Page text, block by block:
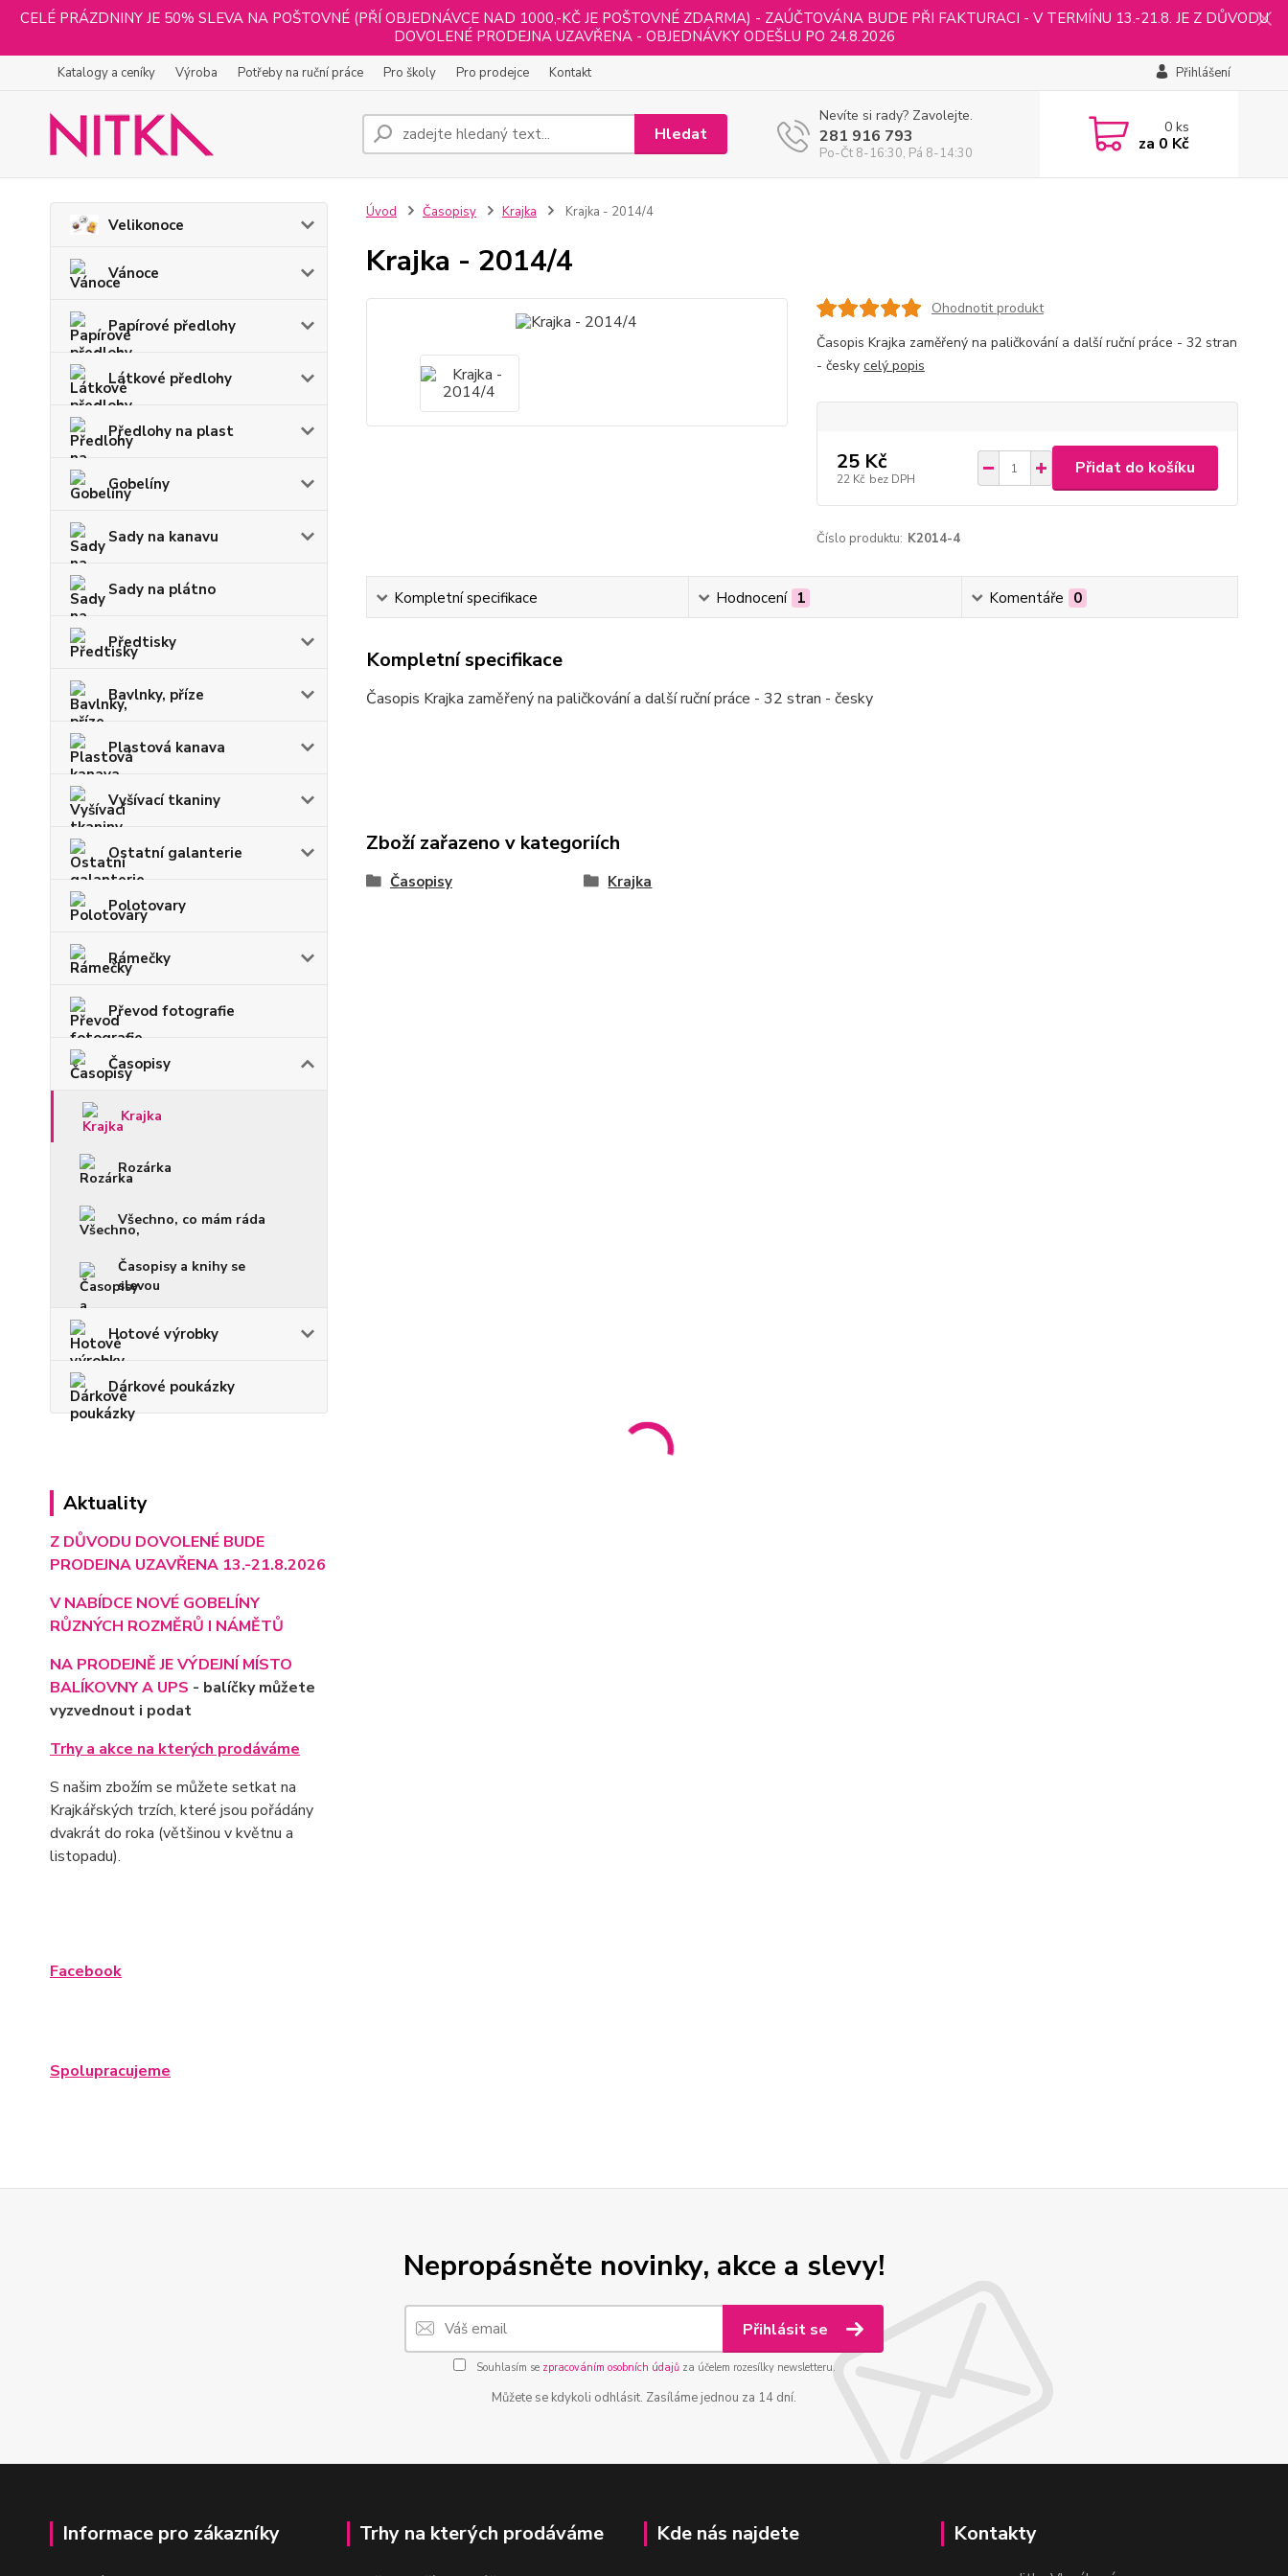
CELÉ PRÁZDNINY JE 50% SLEVA NA POŠTOVNÉ (PŘÍ OBJEDNÁVCE NAD 1000,-KČ JE POŠTOVNÉ ZDARMA) - ZAÚČTOVÁNA BUDE PŘI FAKTURACI - V TERMÍNU 13.-21.8. JE Z DŮVODU
DOVOLENÉ PRODEJNA UZAVŘENA - OBJEDNÁVKY ODEŠLU PO 24.8.2026
Katalogy a ceníky Výroba Potřeby na ruční práce Pro školy Pro prodejce Kontakt Přihlášení
Hledat
Nevíte si rady? Zavolejte.
281 916 793
Po-Čt 8-16:30, Pá 8-14:30
0ks
za 0 Kč
Velikonoce
Vánoce
Papírové předlohy
Látkové předlohy
Předlohy na plast
Gobelíny
Sady na kanavu
Sady na plátno
Předtisky
Bavlnky, příze
Plastová kanava
Vyšívací tkaniny
Ostatní galanterie
Polotovary
Rámečky
Převod fotografie
Časopisy
Krajka
Rozárka
Všechno, co mám ráda
Časopisy a knihy se
slevou
Hotové výrobky
Dárkové poukázky
Aktuality
Z DŮVODU DOVOLENÉ BUDE
PRODEJNA UZAVŘENA 13.-21.8.2026
V NABÍDCE NOVÉ GOBELÍNY
RŮZNÝCH ROZMĚRŮ I NÁMĚTŮ
NA PRODEJNĚ JE VÝDEJNÍ MÍSTO
BALÍKOVNY A UPS - balíčky můžete
vyzvednout i podat
Trhy a akce na kterých prodáváme
S našim zbožím se můžete setkat na
Krajkářských trzích, které jsou pořádány
dvakrát do roka (většinou v květnu a
listopadu).
Facebook
Spolupracujeme
Úvod Časopisy Krajka Krajka - 2014/4
Krajka - 2014/4
Ohodnotit produkt
Časopis Krajka zaměřený na paličkování a další ruční práce - 32 stran
- česky celý popis
25 Kč
22 Kč bez DPH
Přidat do košíku
Číslo produktu: K2014-4
Kompletní specifikace Hodnocení 1 Komentáře 0
Kompletní specifikace
Časopis Krajka zaměřený na paličkování a další ruční práce - 32 stran - česky
Zboží zařazeno v kategoriích
Časopisy Krajka
Nepropásněte novinky, akce a slevy!
Přihlásit se
Souhlasím se zpracováním osobních údajůza účelem rozesílky newsletteru.
Můžete se kdykoli odhlásit. Zasíláme jednou za 14 dní.
Informace pro zákazníky Trhy na kterých prodáváme Kde nás najdete Kontakty